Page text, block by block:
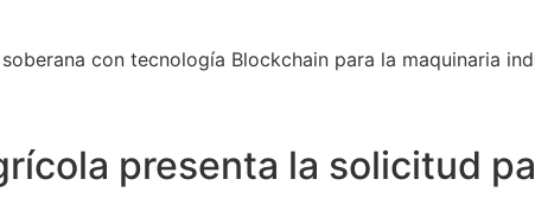
con tecnología Blockchain para la maquinaria
presenta la solicitud